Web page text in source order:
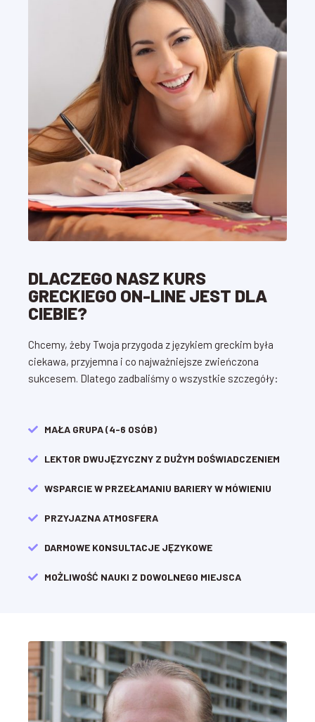
DLACZEGO NASZ KURS
GRECKIEGO ON-LINE JEST DLA
CIEBIE?
Chcemy, żeby Twoja przygoda z językiem greckim była
ciekawa, przyjemna i co najważniejsze zwieńczona
sukcesem. Dlatego zadbaliśmy o wszystkie szczegóły:
MAŁA GRUPA (4-6 OSÓB)
LEKTOR DWUJĘZYCZNY Z DUŻYM DOŚWIADCZENIEM
WSPARCIE W PRZEŁAMANIU BARIERY W MÓWIENIU
PRZYJAZNA ATMOSFERA
DARMOWE KONSULTACJE JĘZYKOWE​
MOŻLIWOŚĆ NAUKI Z DOWOLNEGO MIEJSCA​